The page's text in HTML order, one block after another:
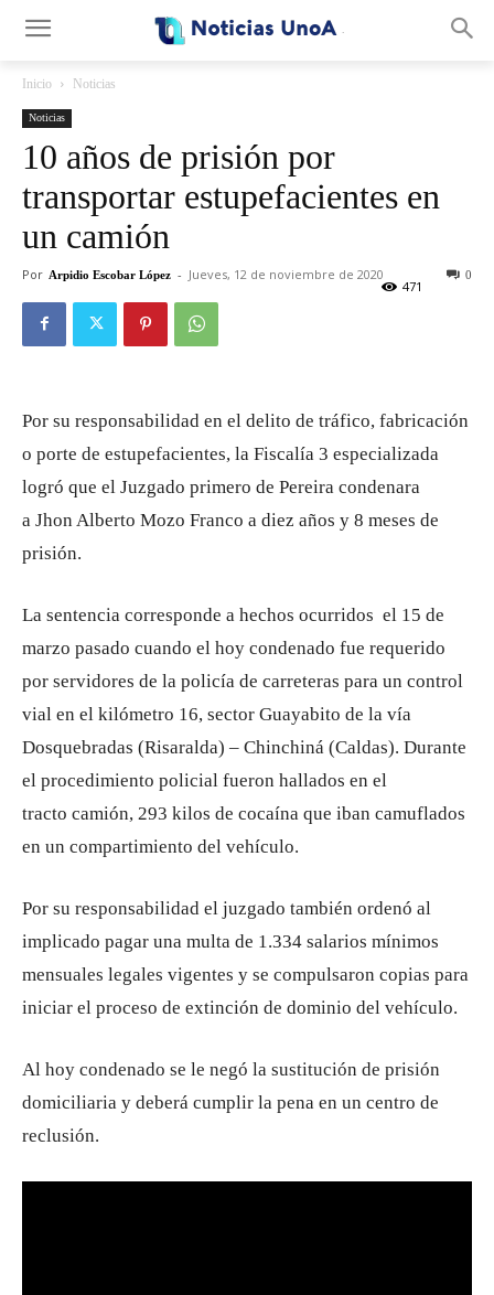
Inicio Noticias
Noticias
10 años de prisión por
transportar estupefacientes en
un camión
Por Arpidio Escobar López - Jueves, 12 de noviembre de 2020 0
471
Por su responsabilidad en el delito de tráfico, fabricación
o porte de estupefacientes, la Fiscalía 3 especializada
logró que el Juzgado primero de Pereira condenara
a Jhon Alberto Mozo Franco a diez años y 8 meses de
prisión.
La sentencia corresponde a hechos ocurridos el 15 de
marzo pasado cuando el hoy condenado fue requerido
por servidores de la policía de carreteras para un control
vial en el kilómetro 16, sector Guayabito de la vía
Dosquebradas (Risaralda) – Chinchiná (Caldas). Durante
el procedimiento policial fueron hallados en el
tracto camión, 293 kilos de cocaína que iban camuflados
en un compartimiento del vehículo.
Por su responsabilidad el juzgado también ordenó al
implicado pagar una multa de 1.334 salarios mínimos
mensuales legales vigentes y se compulsaron copias para
iniciar el proceso de extinción de dominio del vehículo.
Al hoy condenado se le negó la sustitución de prisión
domiciliaria y deberá cumplir la pena en un centro de
reclusión.